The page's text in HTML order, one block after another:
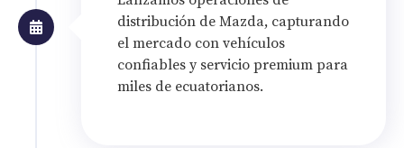
distribución de Mazda, capturando
el mercado con vehículos
confiables y servicio premium para
miles de ecuatorianos.